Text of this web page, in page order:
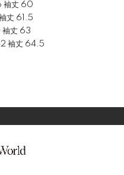
袖丈 60
丈 61.5
袖丈 63
袖丈 64.5